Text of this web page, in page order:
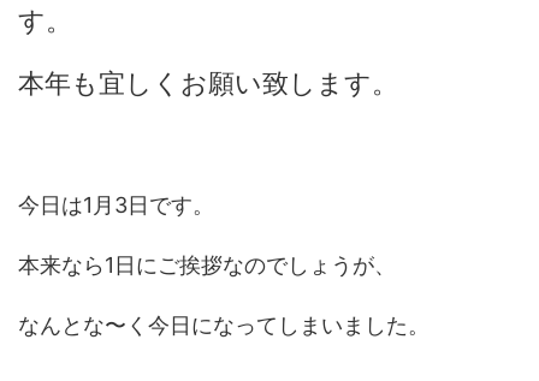
す。
本年も宜しくお願い致します。
今日は1月3日です。
本来なら1日にご挨拶なのでしょうが、
なんとな〜く今日になってしまいました。